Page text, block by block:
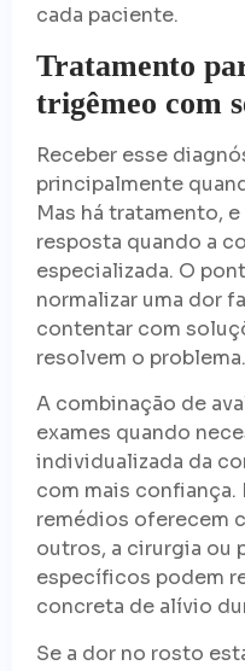
cada paciente.
Tratamento
trigêmeo com
Receber esse
principalmente
Mas há tratamento,
resposta quando a
especializada. O
normalizar uma dor
contentar com
resolvem o problema.
A combinação de
exames quando
individualizada da
com mais confiança.
remédios oferecem
outros, a cirurgia ou
específicos podem
concreta de alívio
Se a dor no rosto